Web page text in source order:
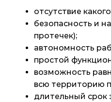
отсутствие
безопасность и
протечек);
автономность
простой
возможность
всю территорию
длительный срок